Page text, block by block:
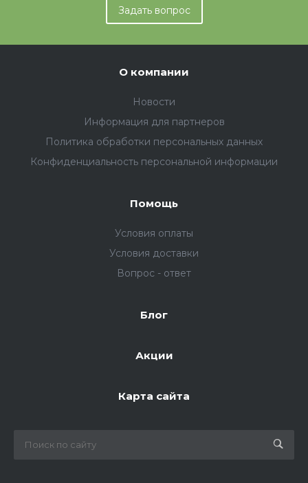
Задать вопрос
О компании
Новости
Информация для партнеров
Политика обработки персональных данных
Конфиденциальность персональной информации
Помощь
Условия оплаты
Условия доставки
Вопрос - ответ
Блог
Акции
Карта сайта